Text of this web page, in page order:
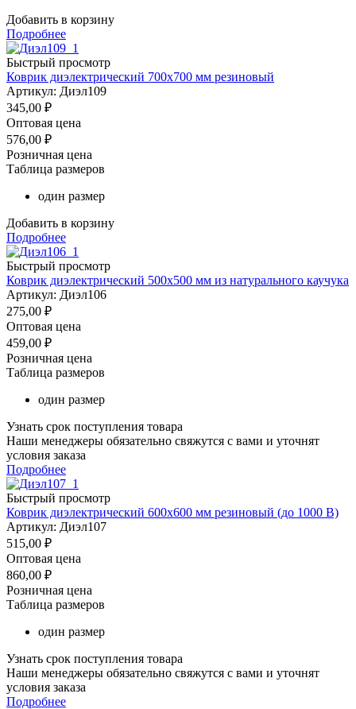
Добавить в корзину
Подробнее
Быстрый просмотр
Коврик диэлектрический 700х700 мм резиновый
Артикул: Диэл109
345,00 ₽
Оптовая цена
576,00 ₽
Розничная цена
Таблица размеров
один размер
Добавить в корзину
Подробнее
Быстрый просмотр
Коврик диэлектрический 500х500 мм из натурального каучука
Артикул: Диэл106
275,00 ₽
Оптовая цена
459,00 ₽
Розничная цена
Таблица размеров
один размер
Узнать срок поступления товара
Наши менеджеры обязательно свяжутся с вами и уточнят
условия заказа
Подробнее
Быстрый просмотр
Коврик диэлектрический 600х600 мм резиновый (до 1000 В)
Артикул: Диэл107
515,00 ₽
Оптовая цена
860,00 ₽
Розничная цена
Таблица размеров
один размер
Узнать срок поступления товара
Наши менеджеры обязательно свяжутся с вами и уточнят
условия заказа
Подробнее